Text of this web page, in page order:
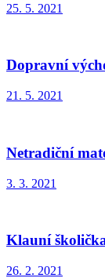
25. 5. 2021
Dopravní
21. 5. 2021
Netradiční
3. 3. 2021
Klauní
26. 2. 2021